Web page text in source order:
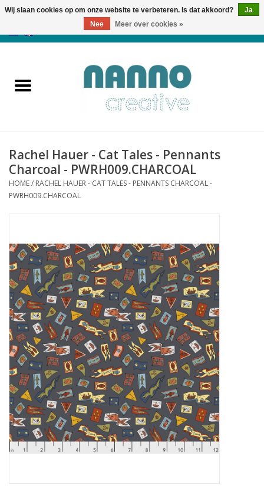
Producten
Nieuws
Herfst & Halloween
Laatste Kans
Cadeaubonnen
Nanno Blog
Merken
Beloningen
Rachel Hauer - Cat Tales - Pennants
Charcoal - PWRH009.CHARCOAL
HOME/ RACHEL HAUER - CAT TALES - PENNANTS CHARCOAL -
PWRH009.CHARCOAL
Wij slaan cookies op om onze website te verbeteren. Is dat akkoord?
Ja
Nee
Meer over cookies »